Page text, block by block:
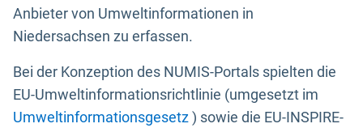
Anbieter von Umweltinformationen in
Niedersachsen zu erfassen.
Bei der Konzeption des NUMIS-Portals spielten die
EU-Umweltinformationsrichtlinie (umgesetzt im
Umweltinformationsgesetz) sowie die EU-INSPIRE-